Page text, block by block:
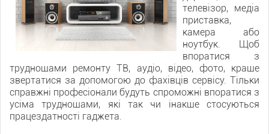
телевізор, медіа
приставка,
камера або
ноутбук. Щоб
впоратися з
труднощами ремонту ТВ, аудіо, відео, фото, краще
звертатися за допомогою до фахівців сервісу. Тільки
справжні професіонали будуть спроможні впоратися з
усіма труднощами, які так чи інакше стосуються
працездатності гаджета.